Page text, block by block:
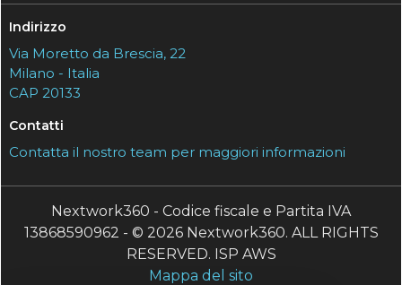
Indirizzo
Via Moretto da Brescia, 22
Milano - Italia
CAP 20133
Contatti
Contatta il nostro team per maggiori informazioni
Nextwork360 - Codice fiscale e Partita IVA
13868590962 - © 2026 Nextwork360. ALL RIGHTS
RESERVED. ISP AWS
Mappa del sito